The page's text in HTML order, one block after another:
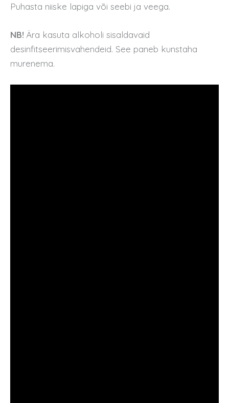
Puhasta niiske lapiga või seebi ja veega.
NB! Ära kasuta alkoholi sisaldavaid
desinfitseerimisvahendeid. See paneb kunstaha
murenema.